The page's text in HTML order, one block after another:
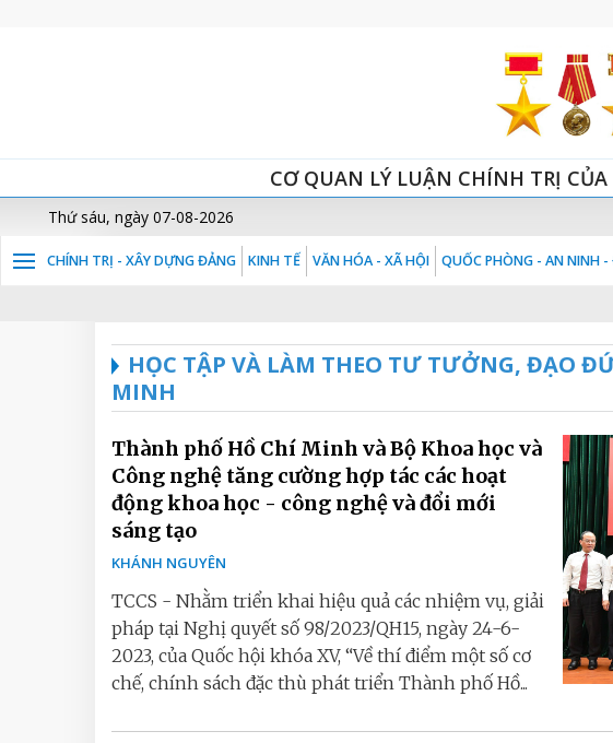
CƠ QUAN LÝ LUẬN CHÍNH TRỊ
Thứ sáu, ngày 07-08-2026
CHÍNH TRỊ - XÂY DỰNG ĐẢNG KINH TẾ VĂN HÓA - XÃ HỘI QUỐC PHÒNG - AN NINH
HỌC TẬP VÀ LÀM THEO TƯ TƯỞNG, ĐẠO
MINH
Thành phố Hồ Chí Minh và Bộ Khoa học và
Công nghệ tăng cường hợp tác các hoạt
động khoa học - công nghệ và đổi mới
sáng tạo
KHÁNH NGUYÊN
TCCS - Nhằm triển khai hiệu quả các nhiệm vụ, giải
pháp tại Nghị quyết số 98/2023/QH15, ngày 24-6-
2023, của Quốc hội khóa XV, “Về thí điểm một số cơ
chế, chính sách đặc thù phát triển Thành phố Hồ...